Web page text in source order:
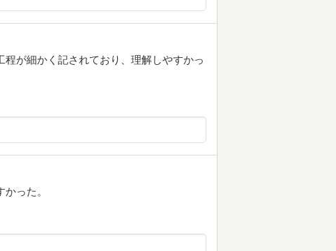
が細かく記されており、理解しやすかっ
った。